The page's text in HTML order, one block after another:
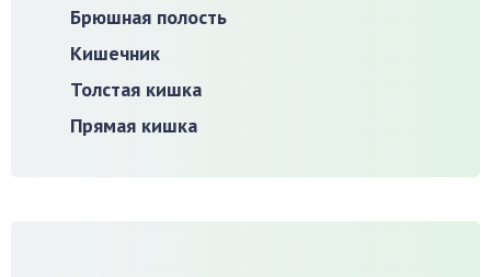
Брюшная полость
Кишечник
Толстая кишка
Прямая кишка